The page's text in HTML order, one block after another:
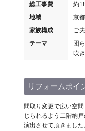
総工事費
約
地域
京
家族構成
ご
テーマ
団
吹
リフォームポイ
間取り変更で広い空
じられるよう二階納
演出させて頂きまし